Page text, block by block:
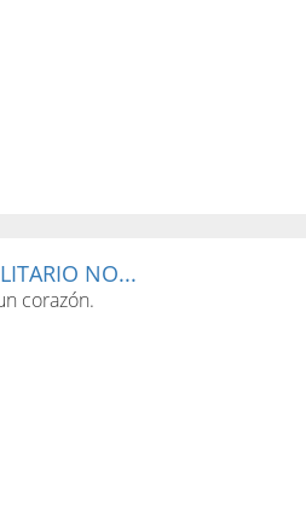
NO...
corazón.